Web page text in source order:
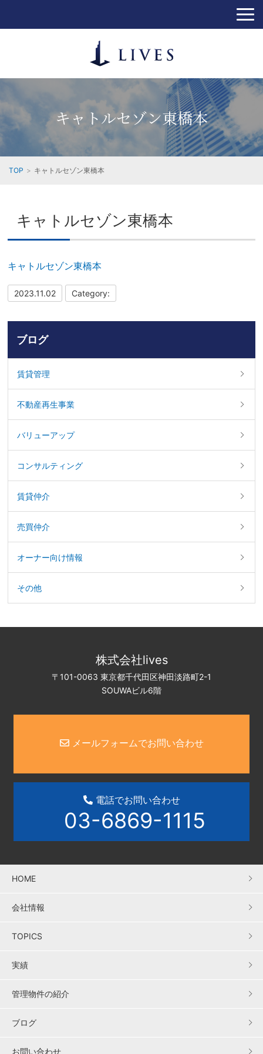
キャトルセゾン東橋本
TOP キャトルセゾン東橋本
キャトルセゾン東橋本
キャトルセゾン東橋本
2023.11.02 Category:
ブログ
賃貸管理
不動産再生事業
バリューアップ
コンサルティング
賃貸仲介
売買仲介
オーナー向け情報
その他
株式会社lives
〒101-0063 東京都千代田区神田淡路町2-1
SOUWAビル6階
メールフォームでお問い合わせ
電話でお問い合わせ
03-6869-1115
HOME
会社情報
TOPICS
実績
管理物件の紹介
ブログ
お問い合わせ